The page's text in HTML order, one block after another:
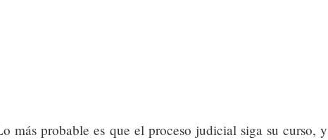
más probable es que el proceso judicial siga su curso, y